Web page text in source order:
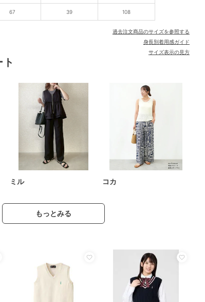
67 39 108
過去注文商品のサイズを参照する
身長別着用感ガイド
サイズ表示の見方
ミル コカ
もっとみる